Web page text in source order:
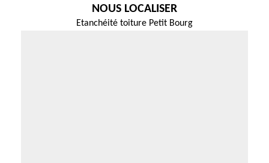
NOUS LOCALISER
Etanchéité toiture Petit Bourg